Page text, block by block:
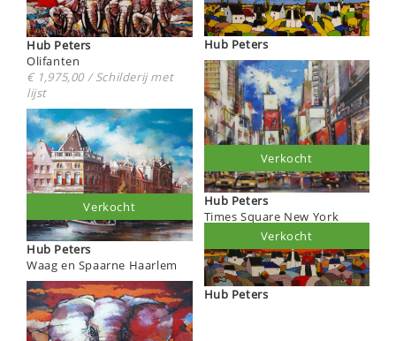
Hub Peters
Olifanten
€ 1,975,00 / Schilderij met
lijst
Hub Peters
Waag en Spaarne Haarlem
Verkocht
Hub Peters
Hub Peters
Times Square New York
Verkocht
Hub Peters
Verkocht